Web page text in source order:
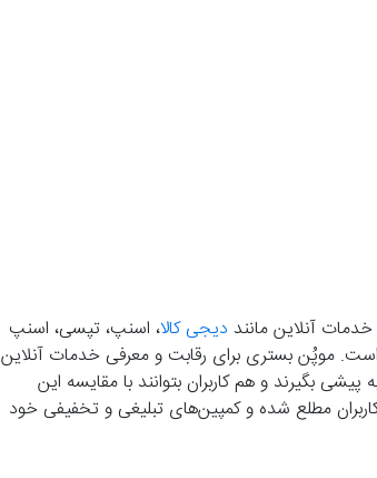
آنلاین مانند دیجی کالا، اسنپ، تپسی، اسنپ
است. موپُن بستری برای رقابت و معرفی خدمات آنلاین
بگیرند و هم کاربران بتوانند با مقایسه این
کاربران مطلع شده و کمپین‌های تبلیغی و تخفیفی خود